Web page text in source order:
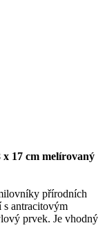
17 cm melírovaný
přírodních
s antracitovým
prvek. Je vhodný